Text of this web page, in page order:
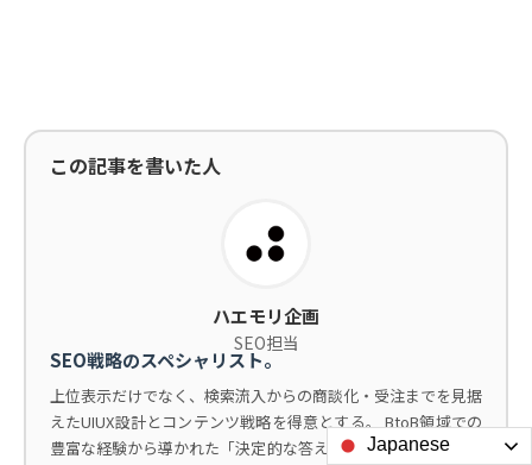
この記事を書いた人
ハエモリ企画
SEO担当
SEO戦略のスペシャリスト。
上位表示だけでなく、検索流入からの商談化・受注までを見据
えたUIUX設計とコンテンツ戦略を得意とする。 BtoB領域での
豊富な経験から導かれた「決定的な答え」で、最速での成果創
Japanese